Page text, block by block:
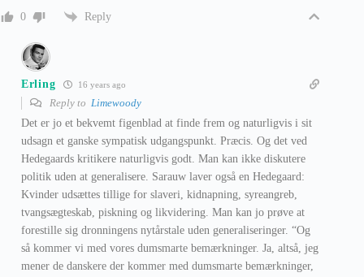
0 Reply
Erling 16 years ago
Reply to Limewoody
Det er jo et bekvemt figenblad at finde frem og naturligvis i sit
udsagn et ganske sympatisk udgangspunkt. Præcis. Og det ved
Hedegaards kritikere naturligvis godt. Man kan ikke diskutere
politik uden at generalisere. Sarauw laver også en Hedegaard:
Kvinder udsættes tillige for slaveri, kidnapning, syreangreb,
tvangsægteskab, piskning og likvidering. Man kan jo prøve at
forestille sig dronningens nytårstale uden generaliseringer. “Og
så kommer vi med vores dumsmarte bemærkninger. Ja, altså, jeg
mener de danskere der kommer med dumsmarte bemærkninger,